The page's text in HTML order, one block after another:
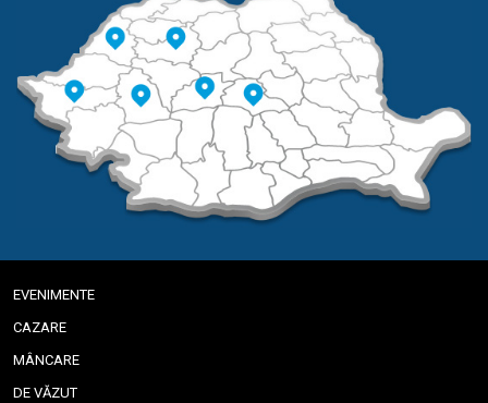
EVENIMENTE
CAZARE
MÂNCARE
DE VĂZUT